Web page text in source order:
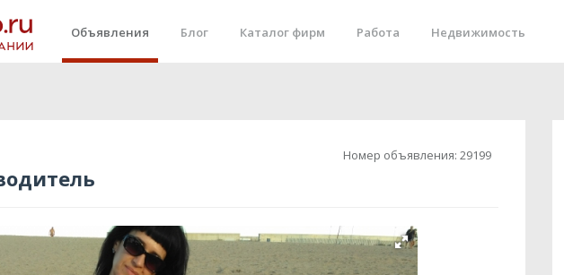
Объявления Блог Каталог фирм Работа Недвижимость
Номер объявления: 29199